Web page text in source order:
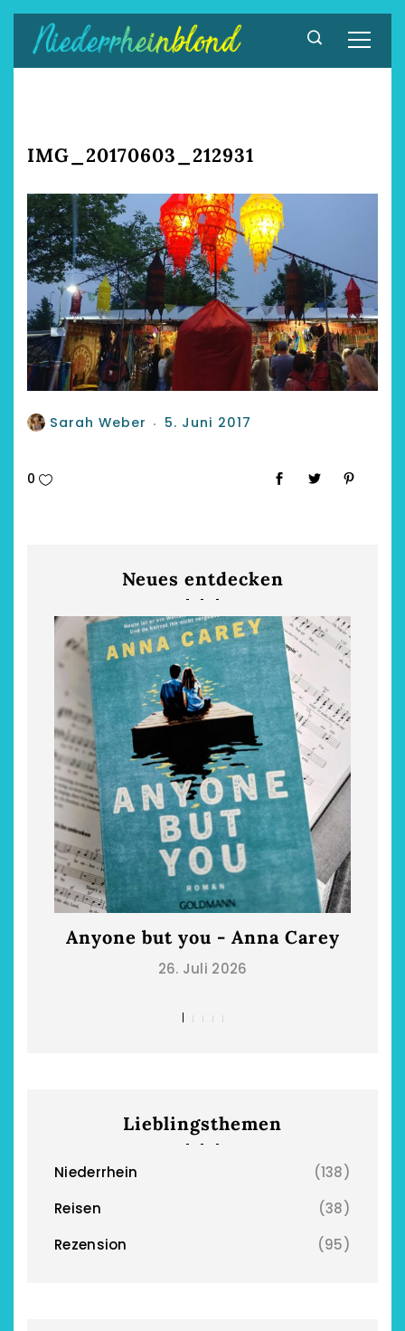
Zum
Inhalt
springen
Neues entdecken
Anyone but you - Anna Carey
26. Juli 2026
Lieblingsthemen
Niederrhein
(138)
Reisen
(38)
Rezension
(95)
IMG_20170603_212931
Sarah Weber 5. Juni 2017
0